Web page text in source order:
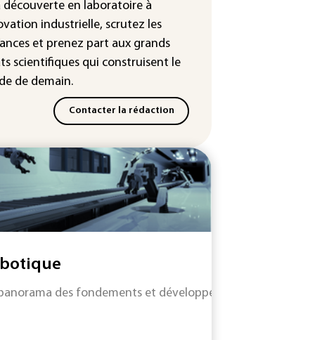
annonce un partenariat
TikTok autorisant l'utilisation
de ses films
découverte en laboratoire à
industrielle, scrutez les
et prenez part aux grands
scientifiques qui construisent le
de demain.
Contacter la rédaction
des fondements et développements